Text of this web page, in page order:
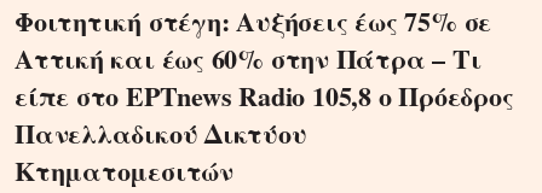
Φοιτητική στέγη: Αυξήσεις έως 75% σε
Αττική και έως 60% στην Πάτρα – Τι
είπε στο ΕΡΤnews Radio 105,8 ο Πρόεδρος
Πανελλαδικού Δικτύου
Κτηματομεσιτών